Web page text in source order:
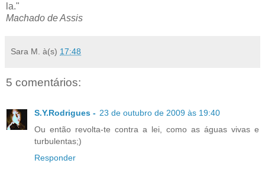
la."
Machado de Assis
Sara M. à(s) 17:48
5 comentários:
S.Y.Rodrigues - 23 de outubro de 2009 às 19:40
Ou então revolta-te contra a lei, como as águas vivas e
turbulentas;)
Responder